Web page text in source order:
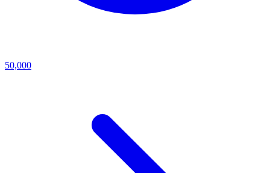
50,000